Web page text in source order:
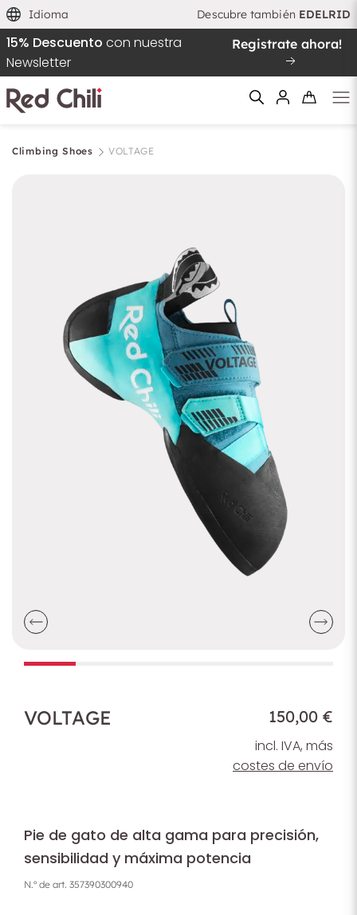
Idioma Descubre también EDELRID
15% Descuento con nuestra
Newsletter
Registrate ahora!
Climbing Shoes VOLTAGE
VOLTAGE 150,00 €
incl. IVA, más
costes de envío
Pie de gato de alta gama para precisión,
sensibilidad y máxima potencia
N.º de art. 357390300940